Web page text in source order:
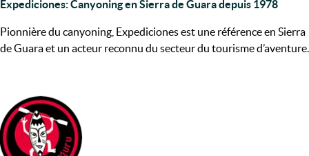
Expediciones: Canyoning en Sierra de Guara depuis 1978
Pionnière du canyoning, Expediciones est une référence en Sierra
de Guara et un acteur reconnu du secteur du tourisme d’aventure.